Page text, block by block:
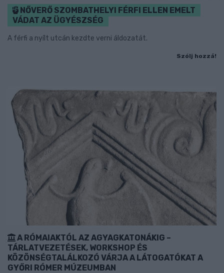
NŐVERŐ SZOMBATHELYI FÉRFI ELLEN EMELT
VÁDAT AZ ÜGYÉSZSÉG
A férfi a nyílt utcán kezdte verni áldozatát.
Szólj hozzá!
A RÓMAIAKTÓL AZ AGYAGKATONÁKIG –
TÁRLATVEZETÉSEK, WORKSHOP ÉS
KÖZÖNSÉGTALÁLKOZÓ VÁRJA A LÁTOGATÓKAT A
GYŐRI RÓMER MÚZEUMBAN